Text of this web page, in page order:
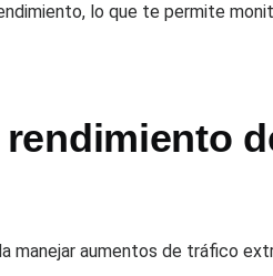
lo que te permite
manejar aumentos de tráfico